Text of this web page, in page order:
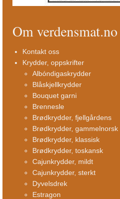
Om verdensmat.no
Kontakt oss
Krydder, oppskrifter
Albóndigaskrydder
Blåskjellkrydder
Bouquet garni
Brennesle
Brødkrydder, fjellgårdens
Brødkrydder, gammelnorsk
Brødkrydder, klassisk
Brødkrydder, toskansk
Cajunkrydder, mildt
Cajunkrydder, sterkt
Dyvelsdrek
Estragon